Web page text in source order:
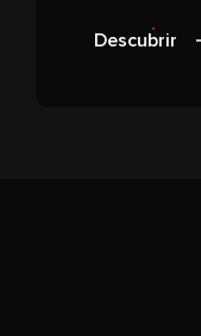
Descubrir